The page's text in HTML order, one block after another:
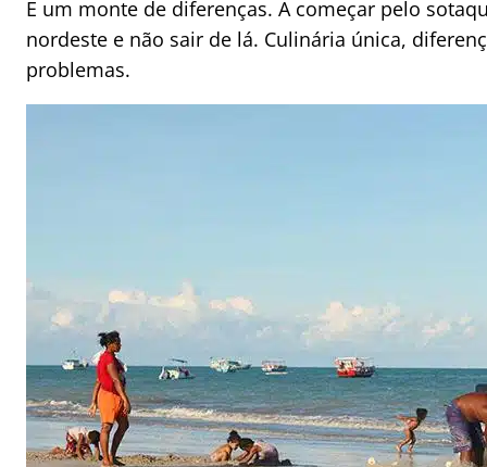
E um monte de diferenças. A começar pelo
nordeste e não sair de lá. Culinária única,
problemas.